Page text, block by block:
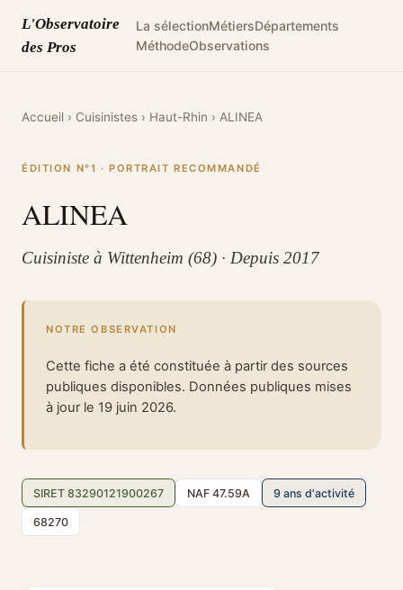
L'Observatoire
des Pros
La sélectionMétiersDépartements
MéthodeObservations
Accueil › Cuisinistes › Haut-Rhin › ALINEA
ÉDITION N°1 · PORTRAIT RECOMMANDÉ
ALINEA
Cuisiniste à Wittenheim (68) · Depuis 2017
NOTRE OBSERVATION
Cette fiche a été constituée à partir des sources
publiques disponibles. Données publiques mises
à jour le 19 juin 2026.
SIRET 83290121900267 NAF 47.59A 9 ans d'activité
68270